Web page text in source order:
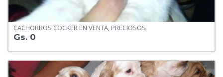
CACHORROS COCKER EN VENTA, PRECIOSOS
Gs. 0